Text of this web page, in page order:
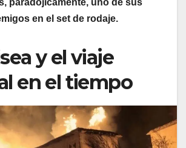
paradójicamente, uno de sus
en el set de rodaje.
y el viaje
en el tiempo